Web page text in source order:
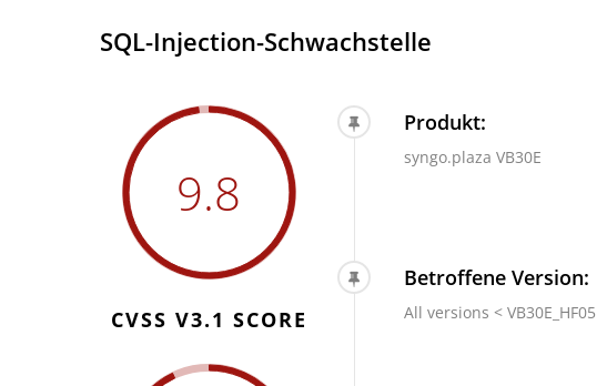
SQL-Injection-Schwachstelle
9.8
CVSS V3.1 SCORE
Produkt:
syngo.plaza VB30E
Betroffene Version:
All versions < VB30E_HF05